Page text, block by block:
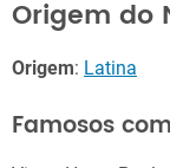
Origem do
Origem: Latina
Famosos